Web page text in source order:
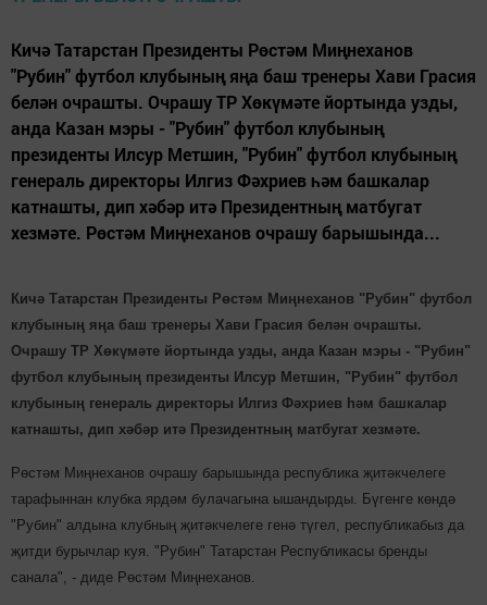
Кичә Татарстан Президенты Рөстәм Миңнеханов
"Рубин" футбол клубының яңа баш тренеры Хави Грасия
белән очрашты. Очрашу ТР Хөкүмәте йортында узды,
анда Казан мэры - "Рубин" футбол клубының
президенты Илсур Метшин, "Рубин" футбол клубының
генераль директоры Илгиз Фәхриев һәм башкалар
катнашты, дип хәбәр итә Президентның матбугат
хезмәте. Рөстәм Миңнеханов очрашу барышында...
Кичә Татарстан Президенты Рөстәм Миңнеханов "Рубин" футбол
клубының яңа баш тренеры Хави Грасия белән очрашты.
Очрашу ТР Хөкүмәте йортында узды, анда Казан мэры - "Рубин"
футбол клубының президенты Илсур Метшин, "Рубин" футбол
клубының генераль директоры Илгиз Фәхриев һәм башкалар
катнашты, дип хәбәр итә Президентның матбугат хезмәте.
Рөстәм Миңнеханов очрашу барышында республика җитәкчелеге
тарафыннан клубка ярдәм булачагына ышандырды. Бүгенге көндә
"Рубин" алдына клубның җитәкчелеге генә түгел, республикабыз да
җитди бурычлар куя. "Рубин" Татарстан Республикасы бренды
санала", - диде Рөстәм Миңнеханов.